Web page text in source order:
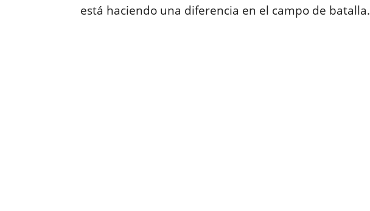
está haciendo una diferencia en el campo de batalla.